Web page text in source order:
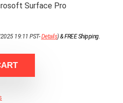
Surface Pro
19:11 PST-Details)&FREE Shipping.